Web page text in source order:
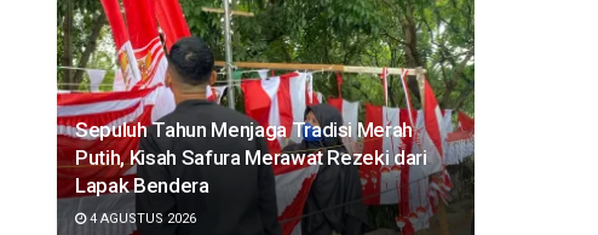
Sepuluh Tahun Menjaga Tradisi Merah
Putih, Kisah Safura Merawat Rezeki dari
Lapak Bendera
4 AGUSTUS 2026